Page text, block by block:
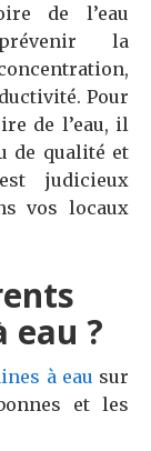
de l’eau
la
Pour
de l’eau, il
de qualité et
judicieux
vos locaux
eau ?
à eau sur
et les